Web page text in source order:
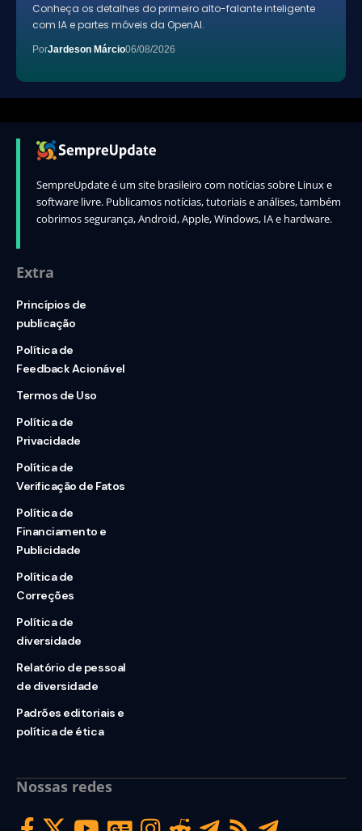
Conheça os detalhes do primeiro alto-falante inteligente
com IA e partes móveis da OpenAI.
PorJardeson Márcio06/08/2026
SempreUpdate é um site brasileiro com notícias sobre Linux e
software livre. Publicamos notícias, tutoriais e análises, também
cobrimos segurança, Android, Apple, Windows, IA e hardware.
Extra
Princípios de
publicação
Política de
Feedback Acionável
Termos de Uso
Política de
Privacidade
Política de
Verificação de Fatos
Política de
Financiamento e
Publicidade
Política de
Correções
Política de
diversidade
Relatório de pessoal
de diversidade
Padrões editoriais e
política de ética
Nossas redes